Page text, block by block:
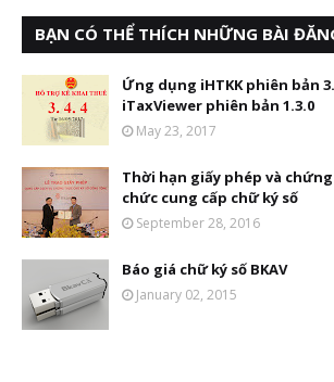
BẠN CÓ THỂ THÍCH NHỮNG BÀI
Ứng dụng iHTKK phiên bản
iTaxViewer phiên bản 1.3.0
May 23, 2017
Thời hạn giấy phép và
chức cung cấp chữ ký số
September 28, 2016
Báo giá chữ ký số BKAV
January 02, 2015